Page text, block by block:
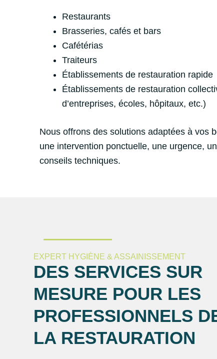
Restaurants
Brasseries, cafés et bars
Cafétérias
Traiteurs
Établissements de restauration rapide
Établissements de restauration
d’entreprises, écoles, hôpitaux, etc.)
Nous offrons des solutions adaptées à vos
une intervention ponctuelle, une urgence,
conseils techniques.
EXPERT HYGIÈNE & ASSAINISSEMENT
DES SERVICES SUR
MESURE POUR LES
PROFESSIONNELS
LA RESTAURATION